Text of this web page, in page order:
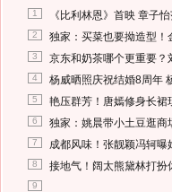
1 《比利林恩》首映 章子
2 独家：买菜也要拗造型！
3 京东和奶茶哪个更重要？
4 杨威晒照庆祝结婚8周年
5 艳压群芳！唐嫣修身长裙
6 独家：姚晨带小土豆逛商
7 成都风味！张靓颖冯轲曝
8 接地气！阔太熊黛林打扮
9